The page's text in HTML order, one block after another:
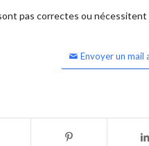
pas correctes ou
Envoyer un mail